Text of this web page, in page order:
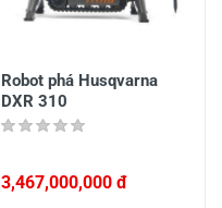
Robot phá Husqvarna
DXR 310
3,467,000,000 đ